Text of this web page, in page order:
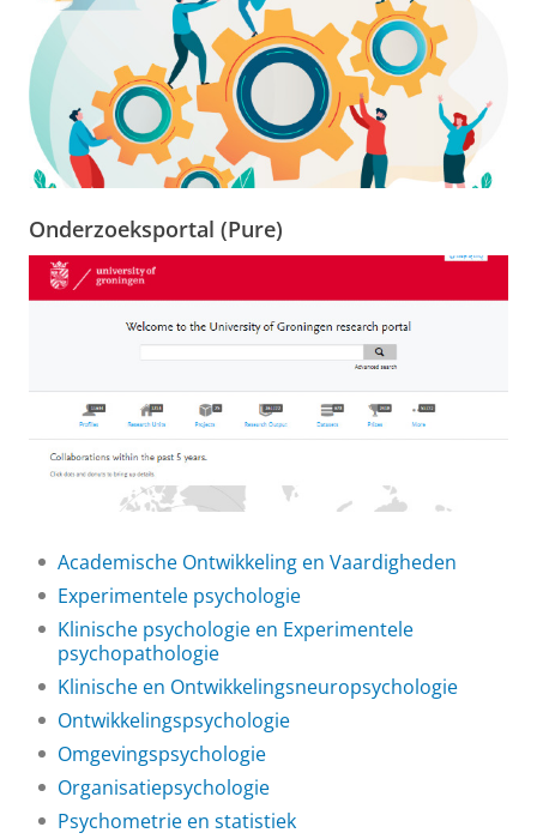
Onderzoeksportal (Pure)
Academische Ontwikkeling en Vaardigheden
Experimentele psychologie
Klinische psychologie en Experimentele
psychopathologie
Klinische en Ontwikkelingsneuropsychologie
Ontwikkelingspsychologie
Omgevingspsychologie
Organisatiepsychologie
Psychometrie en statistiek